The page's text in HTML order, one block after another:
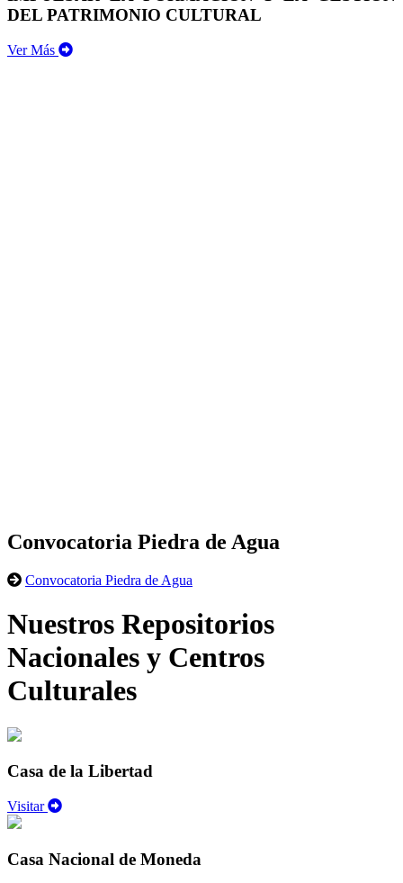
DEL PATRIMONIO CULTURAL
Ver Más
Convocatoria Piedra de Agua
Convocatoria Piedra de Agua
Nuestros Repositorios
Nacionales y Centros
Culturales
Casa de la Libertad
Visitar
Casa Nacional de Moneda